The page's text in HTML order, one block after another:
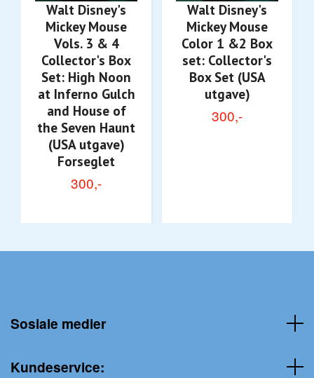
Walt Disney's
Mickey Mouse
Vols. 3 & 4
Collector's Box
Set: High Noon
at Inferno Gulch
and House of
the Seven Haunt
(USA utgave)
Forseglet
300,-
Walt Disney's
Mickey Mouse
Color 1 &2 Box
set: Collector's
Box Set (USA
utgave)
300,-
Sosiale medier
Kundeservice: